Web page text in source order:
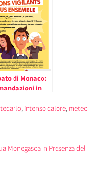
della
dell’Azione
per
di Monaco:
in
Estivo
, intenso calore, meteo
Monegasca in Presenza del